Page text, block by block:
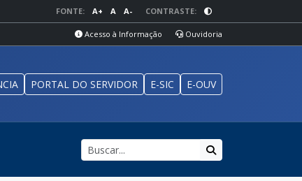
FONTE: A+ A A- CONTRASTE:
Acesso à Informação Ouvidoria
PORTAL DO SERVIDOR E-SIC E-OUV